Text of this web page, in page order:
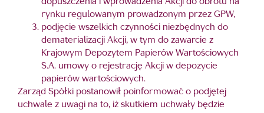
dopuszczenia i wprowadzenia Akcji do obrotu na
rynku regulowanym prowadzonym przez GPW,
podjęcie wszelkich czynności niezbędnych do
dematerializacji Akcji, w tym do zawarcie z
Krajowym Depozytem Papierów Wartościowych
S.A. umowy o rejestrację Akcji w depozycie
papierów wartościowych.
Zarząd Spółki postanowił poinformować o podjętej
uchwale z uwagi na to, iż skutkiem uchwały będzie